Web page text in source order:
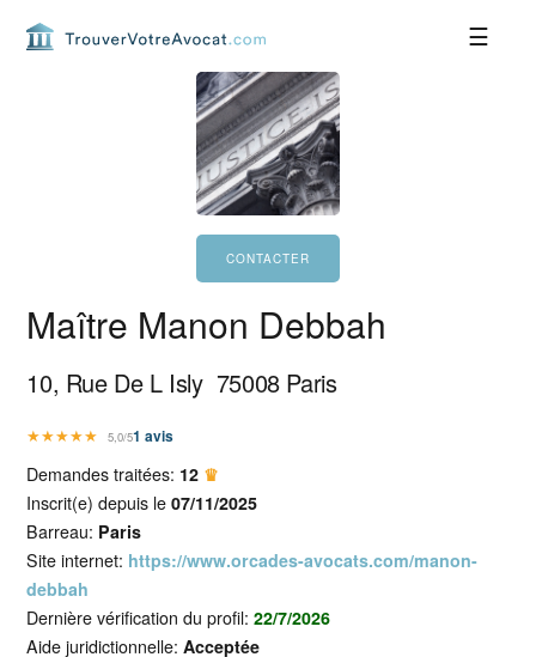
Maître Manon Debbah
10, Rue De L Isly 75008 Paris
★★★★★ 5,0/51 avis
Demandes traitées: 12 ♛
Inscrit(e) depuis le07/11/2025
Barreau: Paris
Site internet: https://www.orcades-avocats.com/manon-
debbah
Dernière vérification du profil:22/7/2026
Aide juridictionnelle:Acceptée